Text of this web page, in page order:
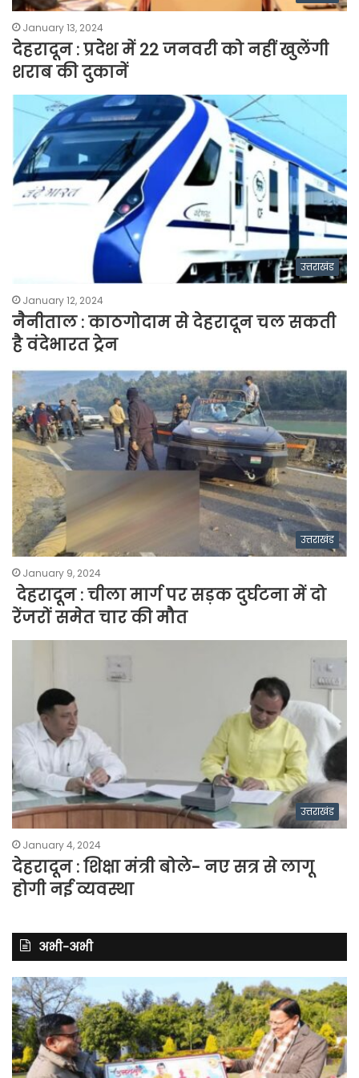
January 13, 2024
देहरादून : प्रदेश में 22 जनवरी को नहीं खुलेंगी
शराब की दुकानें
उत्तराखंड
January 12, 2024
नैनीताल : काठगोदाम से देहरादून चल सकती
है वंदेभारत ट्रेन
उत्तराखंड
January 9, 2024
देहरादून : चीला मार्ग पर सड़क दुर्घटना में दो
रेंजरों समेत चार की मौत
उत्तराखंड
January 4, 2024
देहरादून : शिक्षा मंत्री बोले- नए सत्र से लागू
होगी नई व्यवस्था
अभी-अभी